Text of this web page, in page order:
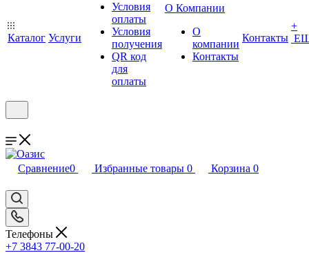
Каталог Услуги
Условия
оплаты
Условия
получения
QR код
для
оплаты
О Компании
О
компании
Контакты
Контакты
+
Сравнение0 Избранные товары 0 Корзина 0
Телефоны
+7 3843 77-00-20